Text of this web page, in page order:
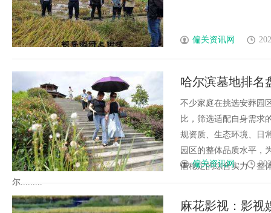
偏关资讯网
哈尔滨墓地排名
不少家庭在挑选安葬园
比，筛选适配自身需求
规资质、生态环境、日
园区的整体品质水平，
借稳定的综合实力，整
尔.........
偏关资讯网
麻花影视：影视